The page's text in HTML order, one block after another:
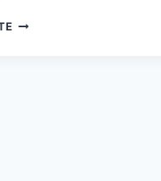
« ECOLE